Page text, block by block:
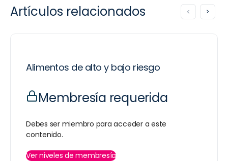
Artículos relacionados
Alimentos de alto y bajo riesgo
Membresía requerida
Debes ser miembro para acceder a este
contenido.
Ver niveles de membresía